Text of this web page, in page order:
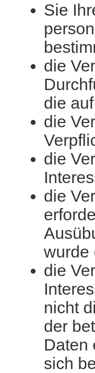
Sie
die
die
die
die
die
wurde
die
nicht
der
Daten
sich